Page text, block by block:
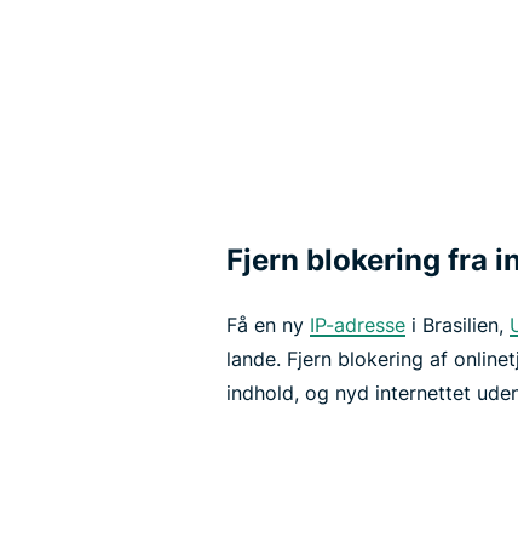
Fjern blokering fra
Få en ny IP-adresse i Brasilien,
lande. Fjern blokering af
indhold, og nyd internettet